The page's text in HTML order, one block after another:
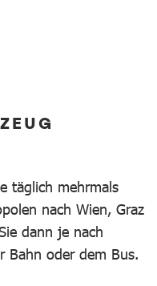
täglich mehrmals
nach Wien, Graz
dann je nach
Bahn oder dem Bus.